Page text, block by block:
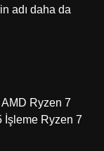
adı daha da
Ryzen 7
İşleme Ryzen 7